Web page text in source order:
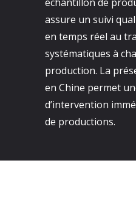
assure un suivi
en temps réel au
systématiques à
production. La
en Chine permet
d’intervention
de productions.